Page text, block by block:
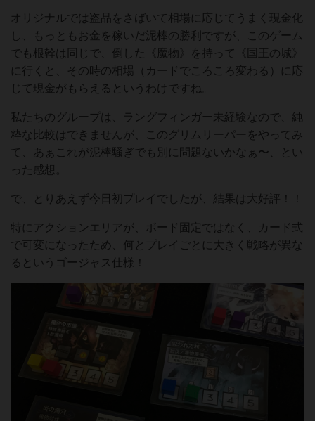
オリジナルでは盗品をさばいて相場に応じてうまく現金化
し、もっともお金を稼いだ泥棒の勝利ですが、このゲーム
でも根幹は同じで、倒した《魔物》を持って《国王の城》
に行くと、その時の相場（カードでころころ変わる）に応
じて現金がもらえるというわけですね。
私たちのグループは、ラングフィンガー未経験なので、純
粋な比較はできませんが、このグリムリーパーをやってみ
て、あぁこれが泥棒騒ぎでも別に問題ないかなぁ〜、とい
った感想。
で、とりあえず今日初プレイでしたが、結果は大好評！！
特にアクションエリアが、ボード固定ではなく、カード式
で可変になったため、何とプレイごとに大きく戦略が異な
るというゴージャス仕様！